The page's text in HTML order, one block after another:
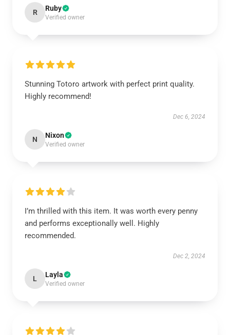
R Ruby
Verified owner
Stunning Totoro artwork with perfect print quality.
Highly recommend!
Dec 6, 2024
N Nixon
Verified owner
I’m thrilled with this item. It was worth every penny
and performs exceptionally well. Highly
recommended.
Dec 2, 2024
L Layla
Verified owner